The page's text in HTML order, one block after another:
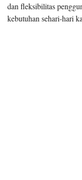
dan fleksibilitas
kebutuhan sehari-hari